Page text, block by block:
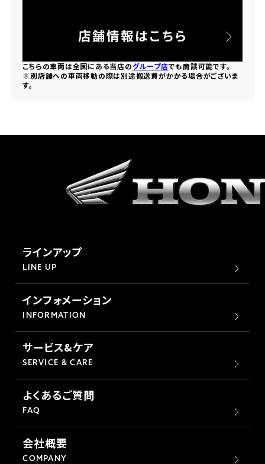
店舗情報はこちら
こちらの車両は全国にある当店のグループ店でも商談可能です。
※別店舗への車両移動の際は別途搬送費がかかる場合がございま
す。
ラインアップ
LINE UP
インフォメーション
INFORMATION
サービス&ケア
SERVICE & CARE
よくあるご質問
FAQ
会社概要
COMPANY
ホンダドリーム 水戸北